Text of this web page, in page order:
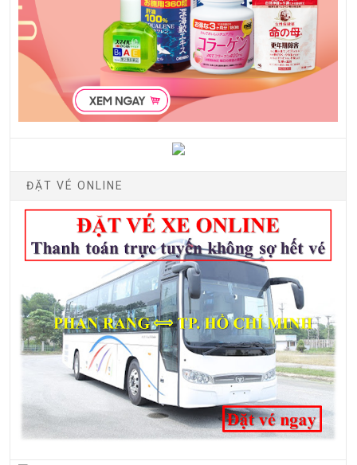
ĐẶT VÉ ONLINE